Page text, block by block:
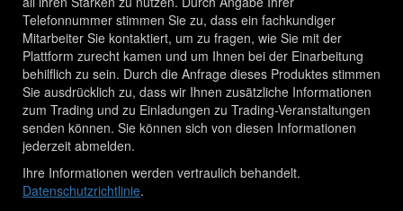
Telefonnummer stimmen Sie zu, dass ein fachkundiger
Mitarbeiter Sie kontaktiert, um zu fragen, wie Sie mit der
Plattform zurecht kamen und um Ihnen bei der Einarbeitung
behilflich zu sein. Durch die Anfrage dieses Produktes stimmen
Sie ausdrücklich zu, dass wir Ihnen zusätzliche Informationen
zum Trading und zu Einladungen zu Trading-Veranstaltungen
senden können. Sie können sich von diesen Informationen
jederzeit abmelden.
Ihre Informationen werden vertraulich behandelt.
Datenschutzrichtlinie.